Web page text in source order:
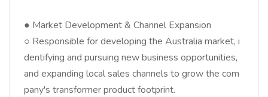
● Market Development & Channel Expansion
○ Responsible for developing the Australia market, i
dentifying and pursuing new business opportunities,
and expanding local sales channels to grow the com
pany's transformer product footprint.